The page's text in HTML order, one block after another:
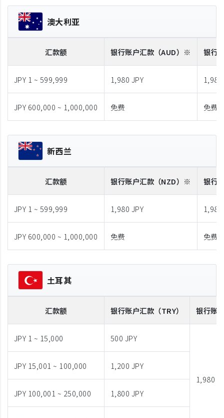
澳大利亚
汇款额 银行账户汇款 （AUD）※ 银行
JPY 1 ~ 599,999 1,980 JPY 1,980
JPY 600,000 ~ 1,000,000 免费 免费
新西兰
汇款额 银行账户汇款 （NZD）※ 银行
JPY 1 ~ 599,999 1,980 JPY 1,980
JPY 600,000 ~ 1,000,000 免费 免费
土耳其
汇款额 银行账户汇款 （TRY） 银行账
JPY 1 ~ 15,000 500 JPY
1,980
JPY 15,001 ~ 100,000 1,200 JPY
JPY 100,001 ~ 250,000 1,800 JPY